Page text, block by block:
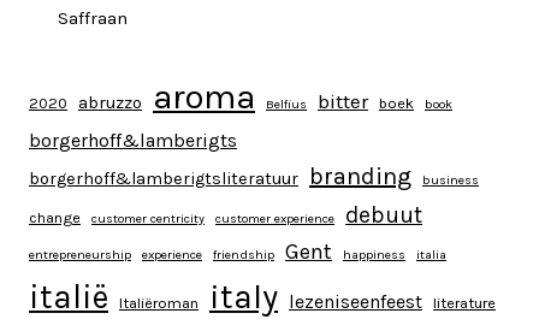
Saffraan
2020 abruzzo aroma Belfius bitter boek book
borgerhoff&lamberigts
borgerhoff&lamberigtsliteratuur branding business
change customer centricity customer experience debuut
entrepreneurship experience friendship Gent happiness italia
italië Italiëroman italy lezeniseenfeest literature